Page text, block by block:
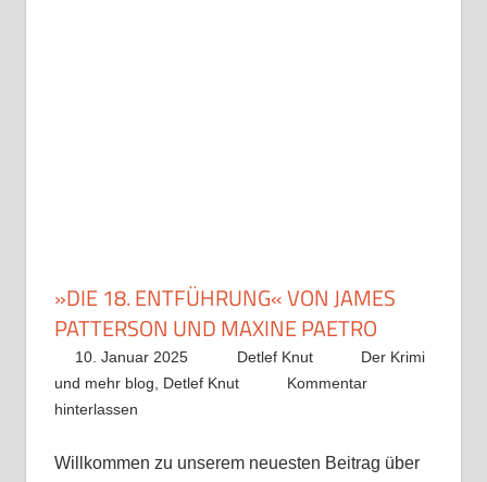
»DIE 18. ENTFÜHRUNG« VON JAMES
PATTERSON UND MAXINE PAETRO
10. Januar 2025 Detlef Knut
Der Krimi
und mehr blog
Detlef Knut
Kommentar
hinterlassen
Willkommen zu unserem neuesten Beitrag über